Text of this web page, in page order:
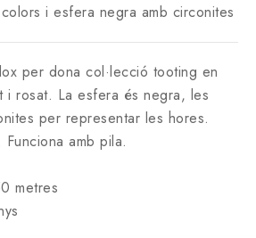
i esfera negra amb circonites
per dona col·lecció tooting en
i rosat. La esfera és negra, les
per representar les hores.
amb pila.
metres